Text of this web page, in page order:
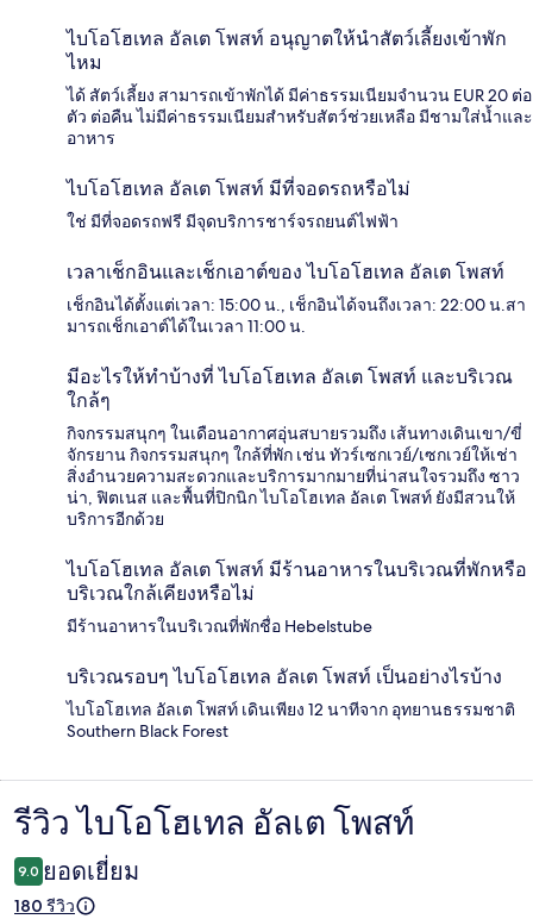
ไบโอโฮเทล อัลเต โพสท์ อนุญาตให้นำสัตว์เลี้ยงเข้าพัก
ไหม
ได้ สัตว์เลี้ยง สามารถเข้าพักได้ มีค่าธรรมเนียมจำนวน EUR 20 ต่อ
ตัว ต่อคืน ไม่มีค่าธรรมเนียมสำหรับสัตว์ช่วยเหลือ มีชามใส่น้ำและ
อาหาร
ไบโอโฮเทล อัลเต โพสท์ มีที่จอดรถหรือไม่
ใช่ มีที่จอดรถฟรี มีจุดบริการชาร์จรถยนต์ไฟฟ้า
เวลาเช็กอินและเช็กเอาต์ของ ไบโอโฮเทล อัลเต โพสท์
เช็กอินได้ตั้งแต่เวลา: 15:00 น., เช็กอินได้จนถึงเวลา: 22:00 น.สา
มารถเช็กเอาต์ได้ในเวลา 11:00 น.
มีอะไรให้ทำบ้างที่ ไบโอโฮเทล อัลเต โพสท์ และบริเวณ
ใกล้ๆ
กิจกรรมสนุกๆ ในเดือนอากาศอุ่นสบายรวมถึง เส้นทางเดินเขา/ขี่
จักรยาน กิจกรรมสนุกๆ ใกล้ที่พัก เช่น ทัวร์เซกเวย์/เซกเวย์ให้เช่า
สิ่งอำนวยความสะดวกและบริการมากมายที่น่าสนใจรวมถึง ซาว
น่า, ฟิตเนส และพื้นที่ปิกนิก ไบโอโฮเทล อัลเต โพสท์ ยังมีสวนให้
บริการอีกด้วย
ไบโอโฮเทล อัลเต โพสท์ มีร้านอาหารในบริเวณที่พักหรือ
บริเวณใกล้เคียงหรือไม่
มีร้านอาหารในบริเวณที่พักชื่อ Hebelstube
บริเวณรอบๆ ไบโอโฮเทล อัลเต โพสท์ เป็นอย่างไรบ้าง
ไบโอโฮเทล อัลเต โพสท์ เดินเพียง 12 นาทีจาก อุทยานธรรมชาติ
Southern Black Forest
รีวิว
รีวิว ไบโอโฮเทล อัลเต โพสท์
9.0 ยอดเยี่ยม
180 รีวิว